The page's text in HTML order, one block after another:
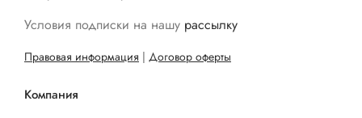
Условия подписки на нашу рассылку
Правовая информация | Договор оферты
Компания